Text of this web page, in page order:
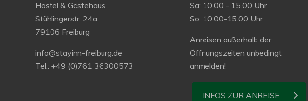
Hostel & Gästehaus
Stühlingerstr. 24a
79106 Freiburg
info@stayinn-freiburg.de
Tel.: +49 (0)761 36300573
Sa: 10.00 - 15.00 Uhr
So: 10.00-15.00 Uhr
Anreisen außerhalb der
Öffnungszeiten unbedingt
anmelden!
INFOS ZUR ANREISE